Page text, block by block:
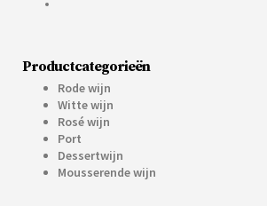
Productcategorieën
Rode wijn
Witte wijn
Rosé wijn
Port
Dessertwijn
Mousserende wijn